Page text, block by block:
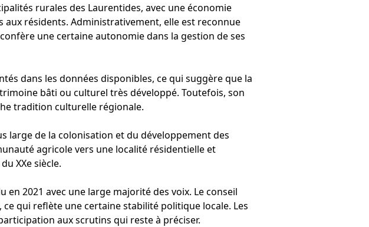
rurales des Laurentides, avec une économie
aux résidents. Administrativement, elle est reconnue
une certaine autonomie dans la gestion de ses
dans les données disponibles, ce qui suggère que la
bâti ou culturel très développé. Toutefois, son
tradition culturelle régionale.
large de la colonisation et du développement des
agricole vers une localité résidentielle et
XXe siècle.
2021 avec une large majorité des voix. Le conseil
qui reflète une certaine stabilité politique locale. Les
aux scrutins qui reste à préciser.